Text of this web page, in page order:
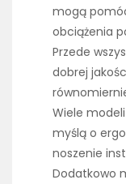
mogą
obciążenia
Przede
dobrej
Wiele
myślą o
noszenie
Dodatkowo